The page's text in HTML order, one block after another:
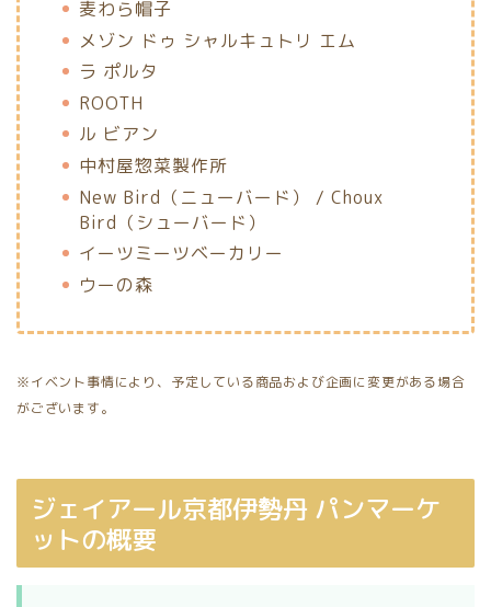
麦わら帽子
メゾン ドゥ シャルキュトリ エム
ラ ポルタ
ROOTH
ル ビアン
中村屋惣菜製作所
New Bird（ニューバード） / Choux
Bird（シューバード）
イーツミーツベーカリー
ウーの森
※イベント事情により、予定している商品および企画に変更がある場合
がございます。
ジェイアール京都伊勢丹 パンマーケ
ットの概要